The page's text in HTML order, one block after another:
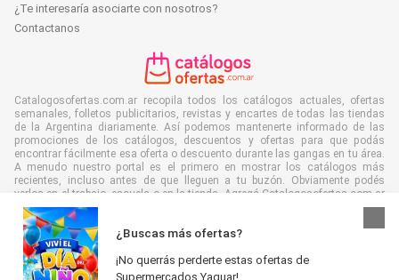
¿Buscas más ofertas?
¡No querrás perderte estas ofertas de
Supermercados Yaguar!
¿Te interesaría asociarte con nosotros?
Contactanos
Catalogosofertas.com.ar recopila todos los catálogos actuales, ofertas
semanales, folletos publicitarios, revistas y encartes de todas las tiendas
de la Argentina diariamente. Así podemos mantenerte informado de las
promociones de los catálogos, descuentos y ofertas para que podás
encontrar fácilmente esa oferta o descuento durante las gangas en tu área.
A menudo nuestro portal es el primero en mostrar los catálogos más
recientes, incluso antes de que lleguen a tu buzón. Obviamente podés
verlos en el trabajo, escuela o en la tienda. Agregá Catalogosofertas.com.ar
a tus favoritos y ahorrá muchísimo tiempo y dinero. Además, al leer folletos
digitales contribuís a reducir el desperdicio de papel, lo cual es bueno para
el ambiente.